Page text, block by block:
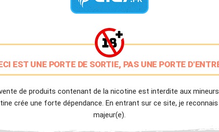
EST UNE PORTE DE SORTIE, PAS UNE PORTE
de produits contenant de la nicotine est interdite aux
crée une forte dépendance. En entrant sur ce site, je
majeur(e).
Avis client de Ciga.fr
Livraison Offerte
à partir de 20€
Commande passée avant 14h